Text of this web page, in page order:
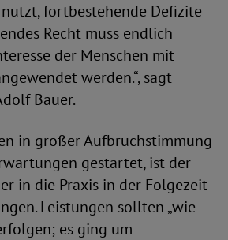
fortbestehende Defizite
Recht muss endlich
der Menschen mit
werden.“, sagt
Bauer.
in großer Aufbruchstimmung
gestartet, ist der
in die Praxis in der Folgezeit
Leistungen sollten „wie
es ging um